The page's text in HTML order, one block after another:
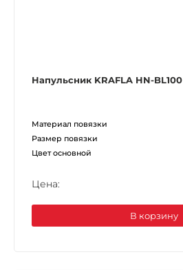
Напульсник KRAFLA HN-BL100
Материал повязки
Размер повязки
Цвет основной
Цена:
В корзину